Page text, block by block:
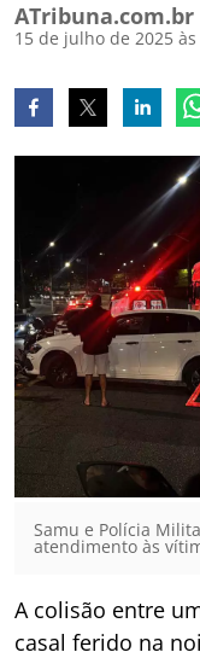
ATribuna.com.br
15 de julho de 2025 às
Samu e Polícia
atendimento às
A colisão entre
casal ferido na